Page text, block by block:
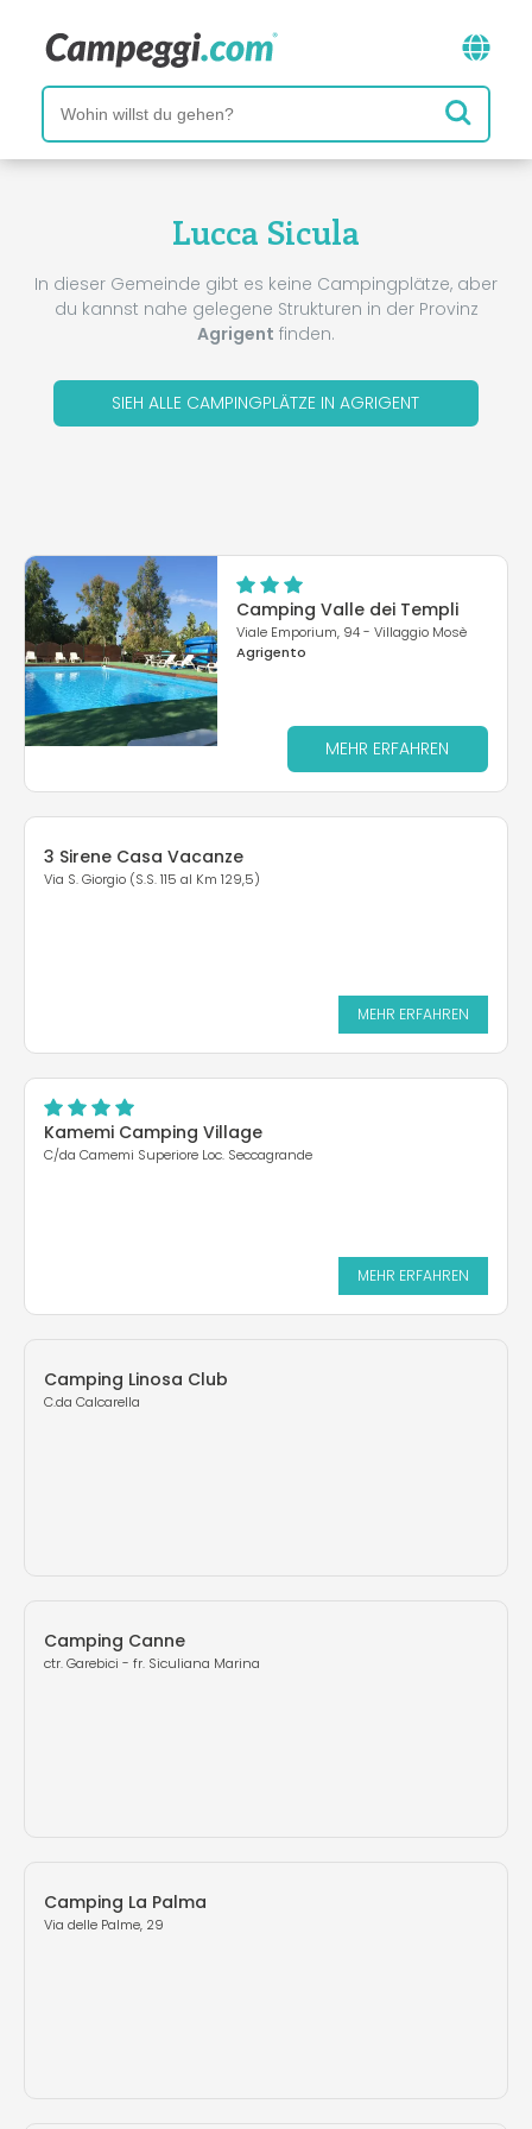
Lucca Sicula
In dieser Gemeinde gibt es keine Campingplätze, aber
du kannst nahe gelegene Strukturen in der Provinz
Agrigent finden.
SIEH ALLE CAMPINGPLÄTZE IN AGRIGENT
Camping Valle dei Templi
Viale Emporium, 94 - Villaggio Mosè
Agrigento
MEHR ERFAHREN
3 Sirene Casa Vacanze
Via S. Giorgio (S.S. 115 al Km 129,5)
MEHR ERFAHREN
Kamemi Camping Village
C/da Camemi Superiore Loc. Seccagrande
MEHR ERFAHREN
Camping Linosa Club
C.da Calcarella
Camping Canne
ctr. Garebici - fr. Siculiana Marina
Camping La Palma
Via delle Palme, 29